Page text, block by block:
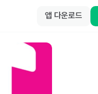
앱 다운로드